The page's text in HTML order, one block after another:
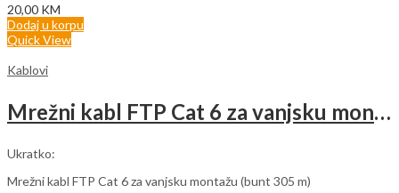
20,00 KM
Dodaj u korpu
Quick View
Kablovi
Mrežni kabl FTP Cat 6 za vanjsku montažu
Ukratko:
Mrežni kabl FTP Cat 6 za vanjsku montažu (bunt 305 m)